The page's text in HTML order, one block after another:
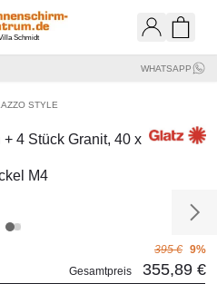
Schmidt
WHATSAPP
STYLE
4 Stück Granit, 40 x
M4
395 € 9%
Gesamtpreis
355,89 €